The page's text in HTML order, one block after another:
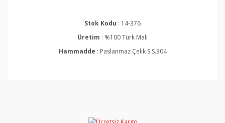
Stok Kodu : 14-376
Üretim : %100 Türk Malı
Hammadde : Paslanmaz Çelik S.S.304